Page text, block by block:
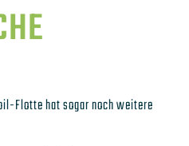
Flotte hat sogar noch weitere